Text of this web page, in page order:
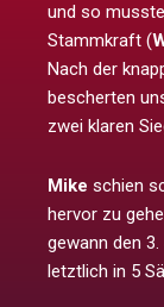
und so
Stammkraft (
Nach der
bescherten
zwei klaren
Mike schien
hervor zu
gewann den
letztlich in 5